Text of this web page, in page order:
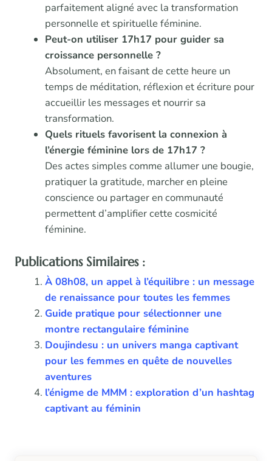
parfaitement aligné avec la transformation
personnelle et spirituelle féminine.
Peut-on utiliser 17h17 pour guider sa
croissance personnelle ?
Absolument, en faisant de cette heure un
temps de méditation, réflexion et écriture pour
accueillir les messages et nourrir sa
transformation.
Quels rituels favorisent la connexion à
l’énergie féminine lors de 17h17 ?
Des actes simples comme allumer une bougie,
pratiquer la gratitude, marcher en pleine
conscience ou partager en communauté
permettent d’amplifier cette cosmicité
féminine.
Publications Similaires :
À 08h08, un appel à l’équilibre : un message
de renaissance pour toutes les femmes
Guide pratique pour sélectionner une
montre rectangulaire féminine
Doujindesu : un univers manga captivant
pour les femmes en quête de nouvelles
aventures
l’énigme de MMM : exploration d’un hashtag
captivant au féminin